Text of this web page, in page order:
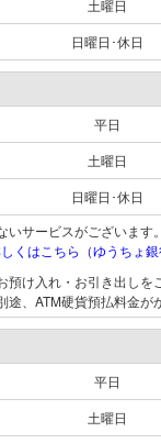
土曜日
日曜日･休日
平日
土曜日
日曜日･休日
サービスがございます。
くはこちら（ゆうちょ銀
け入れ・お引き出しを
、ATM硬貨預払料金が
平日
土曜日